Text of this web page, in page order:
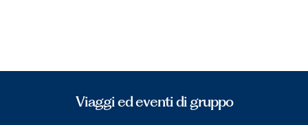
Viaggi ed eventi di gruppo